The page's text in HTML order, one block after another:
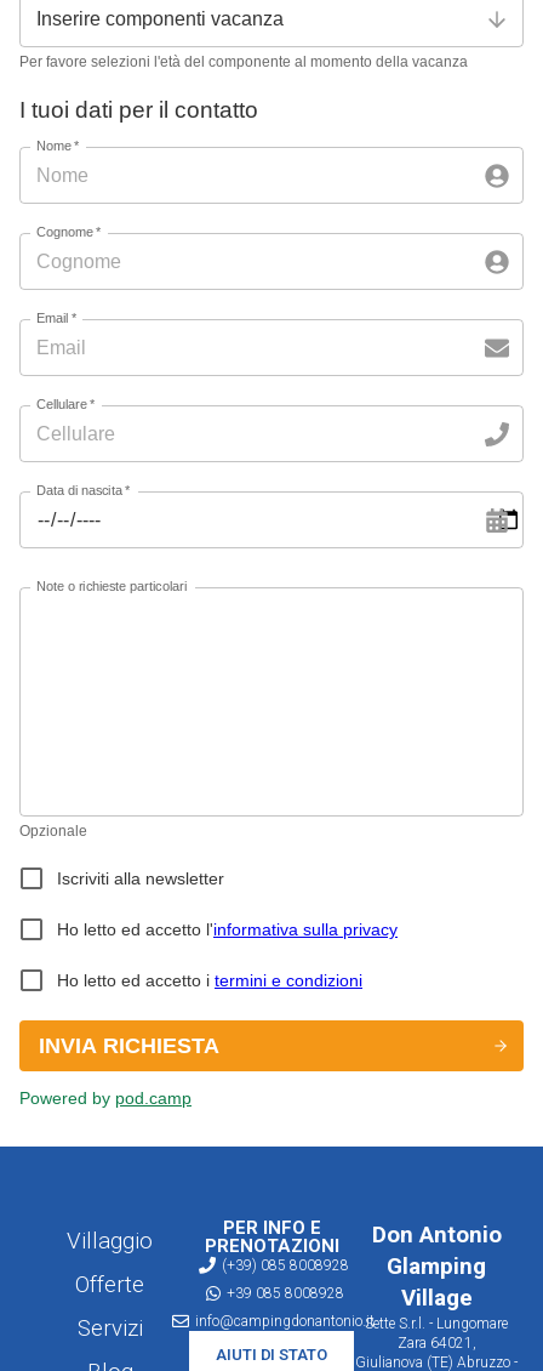
Don Antonio
Glamping
Village
Sette S.r.l. - Lungomare
Zara 64021,
Giulianova (TE) Abruzzo -
Villaggio
Offerte
Servizi
PER INFO E
PRENOTAZIONI
(+39) 085 8008928
+39 085 8008928
info@campingdonantonio.it
AIUTI DI STATO